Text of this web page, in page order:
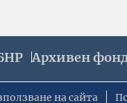
Архивен
на сайта